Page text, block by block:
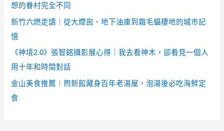
想的眷村完全不同
新竹六燃走讀｜從大煙囪、地下油庫到霜毛蝠棲地的城市記
憶
《神境2.0》張智銘攝影展心得｜我去看神木，卻看見一個人
用十年和時間對話
金山美食推薦｜煦新館藏身百年老湯屋，泡湯後必吃海鮮定
食